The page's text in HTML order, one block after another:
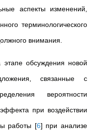
аспекты изменений,
терминологического
внимания.
этапе обсуждения новой
связанные с
вероятности
при воздействии
работы [6] при анализе